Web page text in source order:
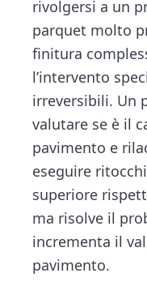
rivolgersi a un
parquet molto
finitura
l’intervento
irreversibili. Un
valutare se è il
pavimento e
eseguire
superiore
ma risolve il
incrementa il
pavimento.